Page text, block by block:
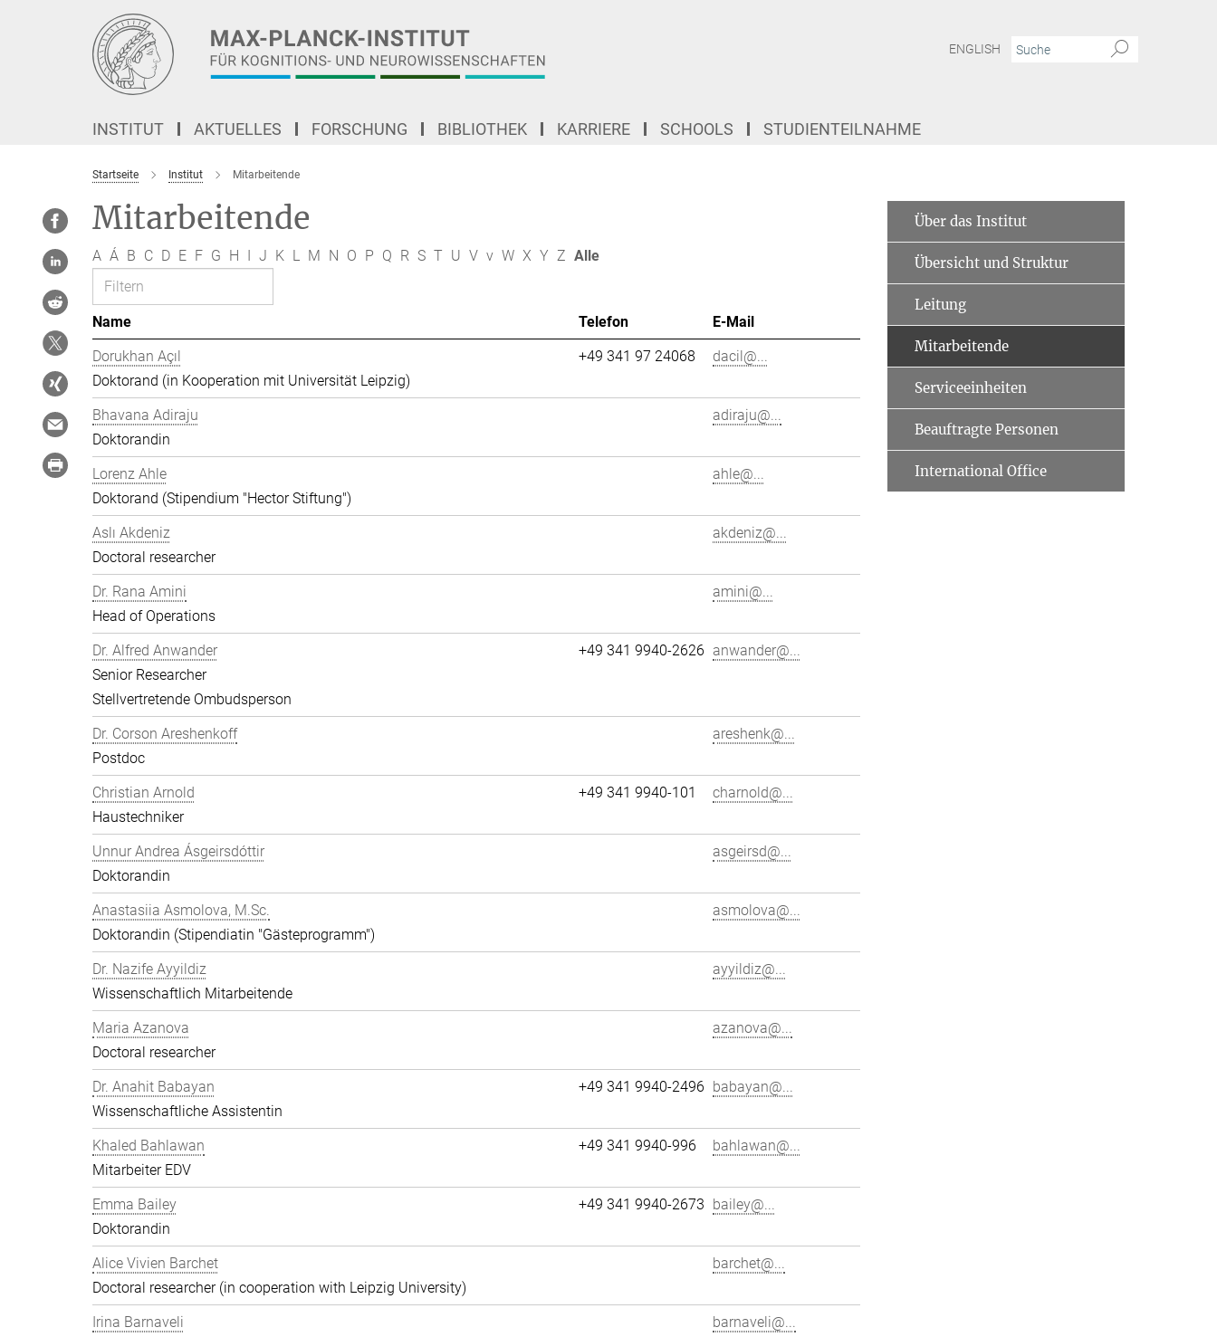
ENGLISH
INSTITUT AKTUELLES FORSCHUNG BIBLIOTHEK KARRIERE SCHOOLS STUDIENTEILNAHME
Startseite Institut Mitarbeitende
Mitarbeitende
A Á B C D E F G H I J K L M N O P Q R S T U V v W X Y Z Alle
Name Telefon
E-Mail
Dorukhan Açıl
Doktorand (in Kooperation mit Universität Leipzig)
+49 341 97 24068 dacil@...
Bhavana Adiraju
Doktorandin
adiraju@...
Lorenz Ahle
Doktorand (Stipendium "Hector Stiftung")
ahle@...
Aslı Akdeniz
Doctoral researcher
akdeniz@...
Dr. Rana Amini
Head of Operations
amini@...
Dr. Alfred Anwander
Senior Researcher
Stellvertretende Ombudsperson
+49 341 9940-2626 anwander@...
Dr. Corson Areshenkoff
Postdoc
areshenk@...
Christian Arnold
Haustechniker
+49 341 9940-101 charnold@...
Unnur Andrea Ásgeirsdóttir
Doktorandin
asgeirsd@...
Anastasiia Asmolova, M.Sc.
Doktorandin (Stipendiatin "Gästeprogramm")
asmolova@...
Dr. Nazife Ayyildiz
Wissenschaftlich Mitarbeitende
ayyildiz@...
Maria Azanova
Doctoral researcher
azanova@...
Dr. Anahit Babayan
Wissenschaftliche Assistentin
+49 341 9940-2496 babayan@...
Khaled Bahlawan
Mitarbeiter EDV
+49 341 9940-996 bahlawan@...
Emma Bailey
Doktorandin
+49 341 9940-2673 bailey@...
Alice Vivien Barchet
Doctoral researcher (in cooperation with Leipzig University)
barchet@...
Irina Barnaveli
barnaveli@...
Über das Institut
Übersicht und Struktur
Leitung
Mitarbeitende
Serviceeinheiten
Beauftragte Personen
International Office